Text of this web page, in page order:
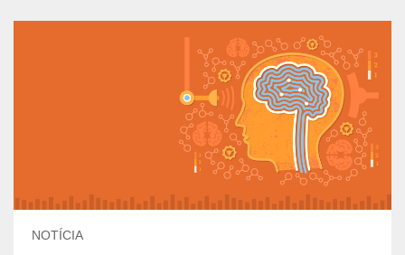
NOTÍCIA